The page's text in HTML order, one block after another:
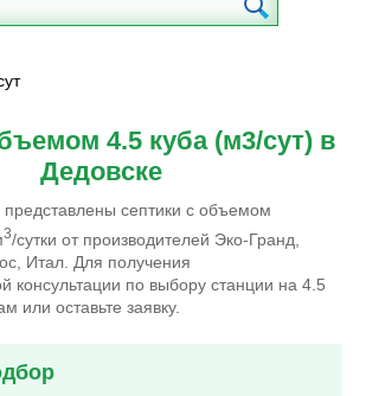
4.5 куба (м3/сут) в
Дедовске
септики с объемом
3/сутки от производителей Эко-Гранд,
Итал. Для получения
консультации по выбору станции на 4.5
или оставьте заявку.